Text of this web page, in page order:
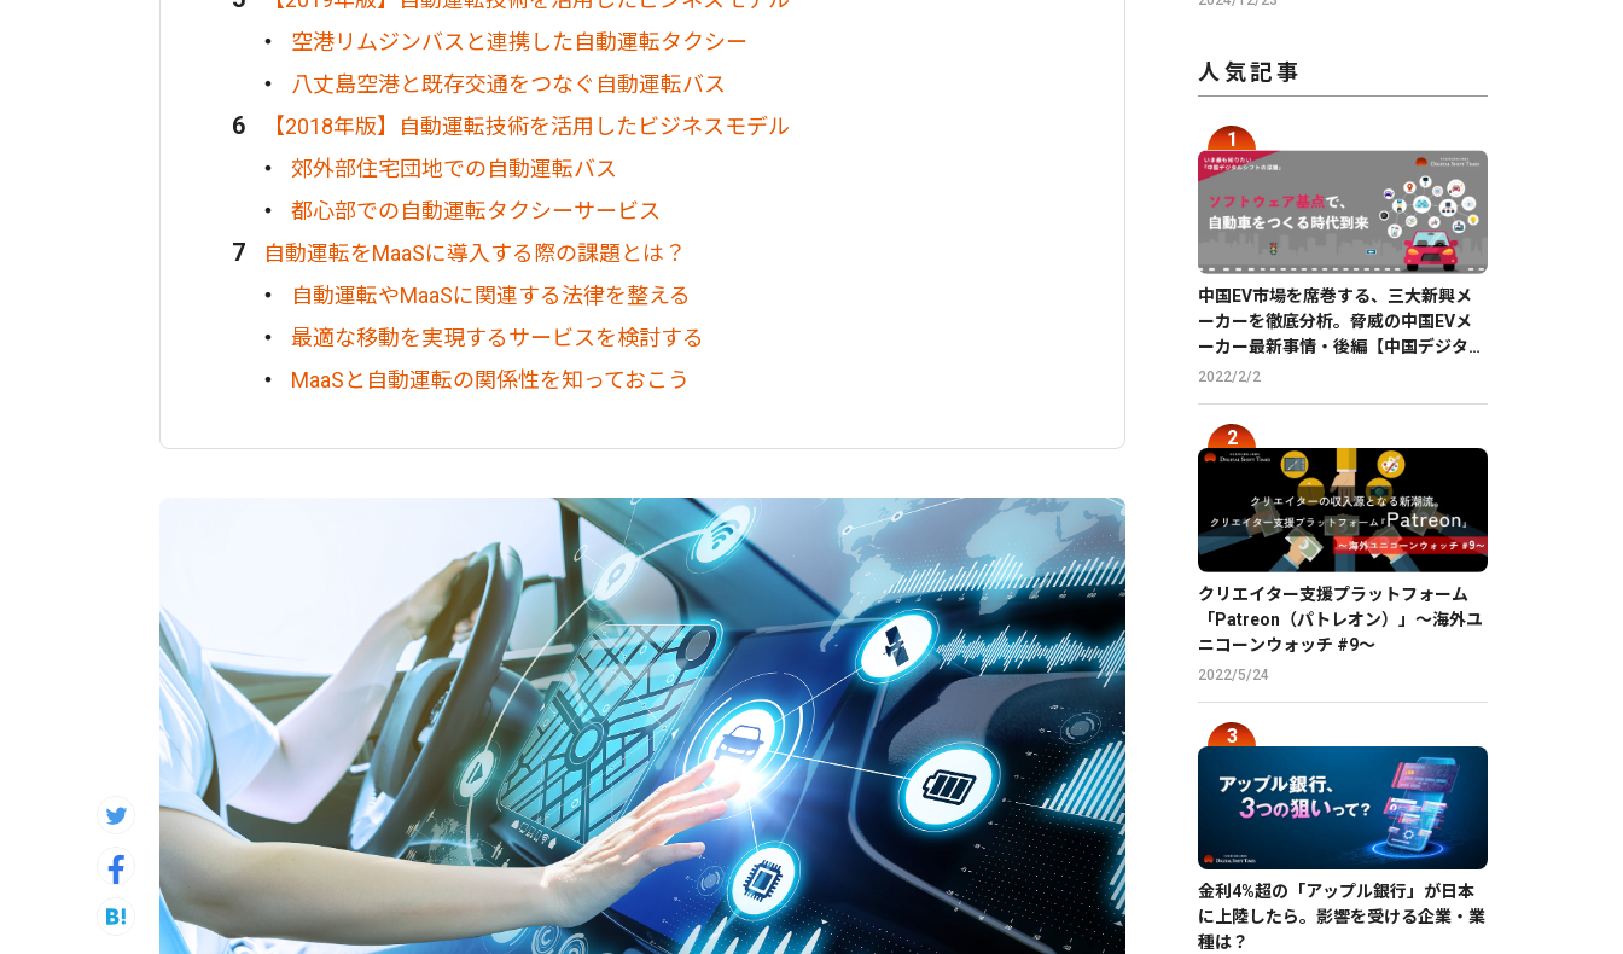
空港リムジンバスと連携した自動運転タクシー
八丈島空港と既存交通をつなぐ自動運転バス
【2018年版】自動運転技術を活用したビジネスモデル
郊外部住宅団地での自動運転バス
都心部での自動運転タクシーサービス
自動運転をMaaSに導入する際の課題とは？
自動運転やMaaSに関連する法律を整える
最適な移動を実現するサービスを検討する
MaaSと自動運転の関係性を知っておこう
人気記事
中国EV市場を席巻する、三大新興メ
ーカーを徹底分析。脅威の中国EVメ
ーカー最新事情・後編【中国デジタル
企業最前線】
2022/2/2
クリエイター支援プラットフォーム
「Patreon（パトレオン）」〜海外ユ
ニコーンウォッチ #9〜
2022/5/24
金利4%超の「アップル銀行」が日本
に上陸したら。影響を受ける企業・業
種は？